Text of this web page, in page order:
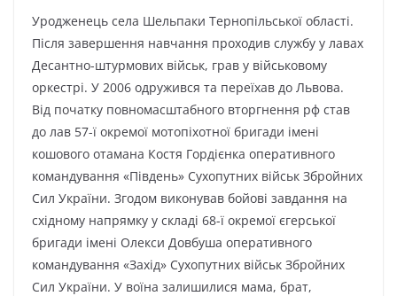
Уродженець села Шельпаки Тернопільської області.
Після завершення навчання проходив службу у лавах
Десантно-штурмових військ, грав у військовому
оркестрі. У 2006 одружився та переїхав до Львова.
Від початку повномасштабного вторгнення рф став
до лав 57-ї окремої мотопіхотної бригади імені
кошового отамана Костя Гордієнка оперативного
командування «Південь» Сухопутних військ Збройних
Сил України. Згодом виконував бойові завдання на
східному напрямку у складі 68-ї окремої єгерської
бригади імені Олекси Довбуша оперативного
командування «Захід» Сухопутних військ Збройних
Сил України. У воїна залишилися мама, брат,